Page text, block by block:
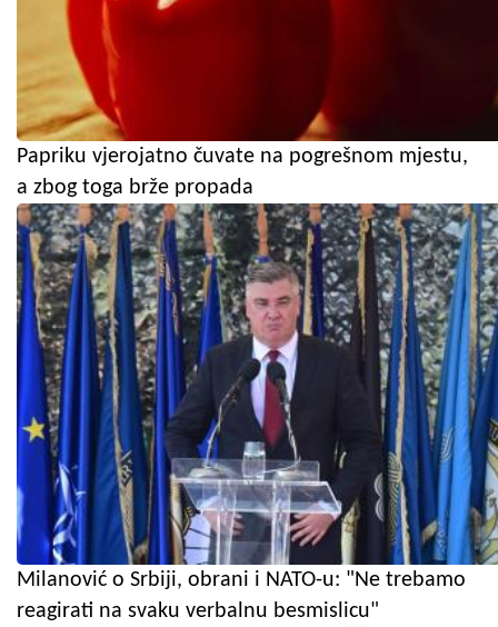
Papriku vjerojatno čuvate na pogrešnom mjestu,
a zbog toga brže propada
Milanović o Srbiji, obrani i NATO-u: "Ne trebamo
reagirati na svaku verbalnu besmislicu"